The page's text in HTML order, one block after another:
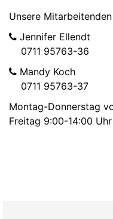
Unsere
Jennifer Ellendt
0711 95763-36
Mandy Koch
0711 95763-37
Montag-Donnerstag
Freitag 9:00-14:00 Uhr